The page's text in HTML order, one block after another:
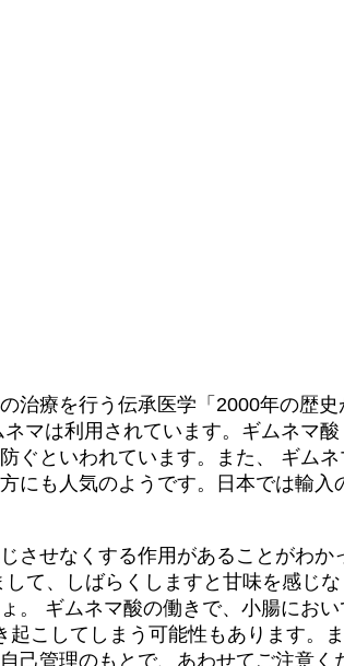
治療を行う伝承医学「2000年の歴
マは利用されています。ギムネマ
ぐといわれています。また、 ギム
にも人気のようです。日本では輸
させなくする作用があることがわ
て、しばらくしますと甘味を感じ
。 ギムネマ酸の働きで、小腸にお
こしてしまう可能性もあります。
管理のもとで、あわせてご注意く